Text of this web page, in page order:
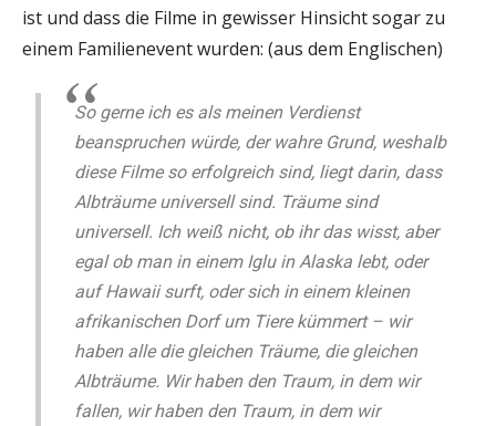
ist und dass die Filme in gewisser Hinsicht sogar zu
einem Familienevent wurden: (aus dem Englischen)
So gerne ich es als meinen Verdienst
beanspruchen würde, der wahre Grund, weshalb
diese Filme so erfolgreich sind, liegt darin, dass
Albträume universell sind. Träume sind
universell. Ich weiß nicht, ob ihr das wisst, aber
egal ob man in einem Iglu in Alaska lebt, oder
auf Hawaii surft, oder sich in einem kleinen
afrikanischen Dorf um Tiere kümmert – wir
haben alle die gleichen Träume, die gleichen
Albträume. Wir haben den Traum, in dem wir
fallen, wir haben den Traum, in dem wir